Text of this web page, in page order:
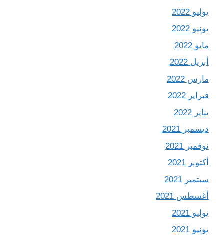
يوليو 2022
يونيو 2022
مايو 2022
أبريل 2022
مارس 2022
فبراير 2022
يناير 2022
ديسمبر 2021
نوفمبر 2021
أكتوبر 2021
سبتمبر 2021
أغسطس 2021
يوليو 2021
يونيو 2021